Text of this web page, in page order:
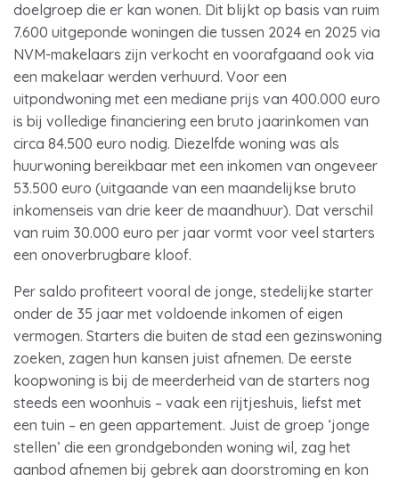
doelgroep die er kan wonen. Dit blijkt op basis van ruim
7.600 uitgeponde woningen die tussen 2024 en 2025 via
NVM-makelaars zijn verkocht en voorafgaand ook via
een makelaar werden verhuurd. Voor een
uitpondwoning met een mediane prijs van 400.000 euro
is bij volledige financiering een bruto jaarinkomen van
circa 84.500 euro nodig. Diezelfde woning was als
huurwoning bereikbaar met een inkomen van ongeveer
53.500 euro (uitgaande van een maandelijkse bruto
inkomenseis van drie keer de maandhuur). Dat verschil
van ruim 30.000 euro per jaar vormt voor veel starters
een onoverbrugbare kloof.
Per saldo profiteert vooral de jonge, stedelijke starter
onder de 35 jaar met voldoende inkomen of eigen
vermogen. Starters die buiten de stad een gezinswoning
zoeken, zagen hun kansen juist afnemen. De eerste
koopwoning is bij de meerderheid van de starters nog
steeds een woonhuis – vaak een rijtjeshuis, liefst met
een tuin – en geen appartement. Juist de groep ‘jonge
stellen’ die een grondgebonden woning wil, zag het
aanbod afnemen bij gebrek aan doorstroming en kon